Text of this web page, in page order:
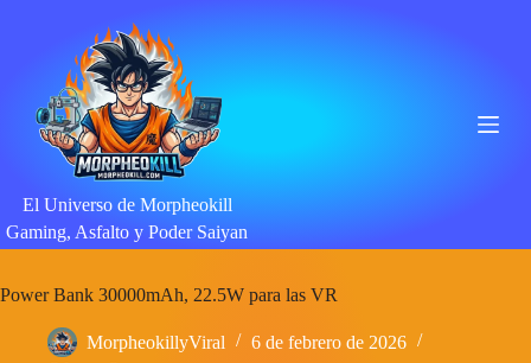
El Universo de Morpheokill
Gaming, Asfalto y Poder Saiyan
Power Bank 30000mAh, 22.5W para las VR
MorpheokillyViral
6 de febrero de 2026